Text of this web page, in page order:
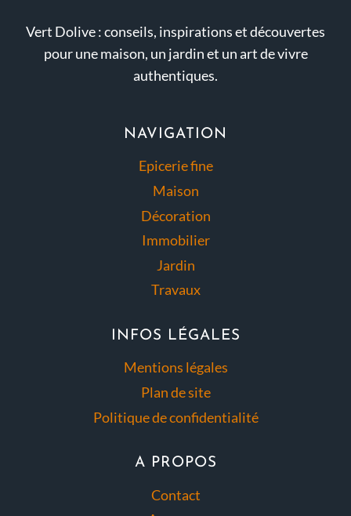
Vert Dolive : conseils, inspirations et découvertes
pour une maison, un jardin et un art de vivre
authentiques.
NAVIGATION
Epicerie fine
Maison
Décoration
Immobilier
Jardin
Travaux
INFOS LÉGALES
Mentions légales
Plan de site
Politique de confidentialité
A PROPOS
Contact